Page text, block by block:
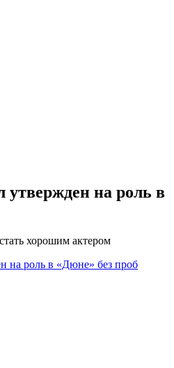
утвержден на роль в
хорошим актером
на роль в «Дюне» без проб